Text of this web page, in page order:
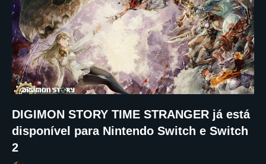
DIGIMON STORY TIME STRANGER já está
disponível para Nintendo Switch e Switch
2